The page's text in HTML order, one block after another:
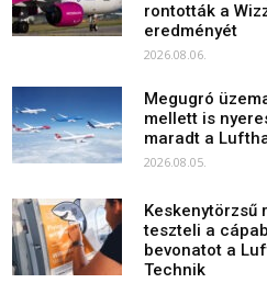
rontották a
eredményét
2026.08.06.
Megugró
mellett is
maradt a
2026.08.05.
Keskenytörzsű
teszteli a
bevonatot a
Technik